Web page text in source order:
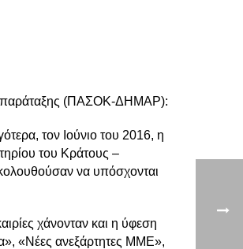
(ΠΑΣΟΚ-ΔΗΜΑΡ):
τον Ιούνιο του 2016, η
του Κράτους –
να υπόσχονται
χάνονταν και η ύφεση
«Νέες ανεξάρτητες ΜΜΕ»,